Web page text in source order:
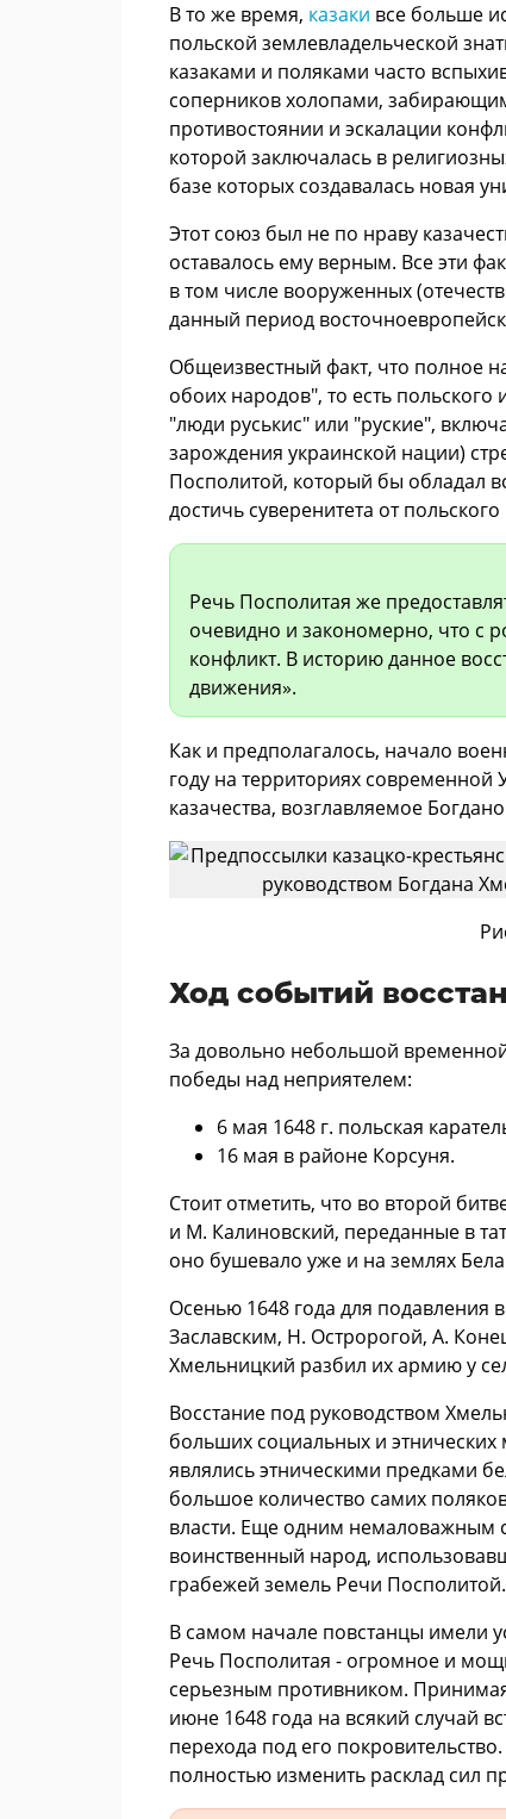
В то же время, казаки все больше
польской землевладельческой
казаками и поляками часто
соперников холопами,
противостоянии и эскалации
которой заключалась в
базе которых создавалась новая
Этот союз был не по нраву
оставалось ему верным. Все эти
в том числе вооруженных
данный период
Общеизвестный факт, что полное
обоих народов", то есть
"люди руськис" или "руские",
зарождения украинской нации)
Посполитой, который бы обладал
достичь суверенитета от
Речь Посполитая же
очевидно и закономерно, что с
конфликт. В историю данное
движения».
Как и предполагалось, начало
году на территориях
казачества, возглавляемое
Ход событий
За довольно небольшой
победы над неприятелем:
6 мая 1648 г. польская
16 мая в районе Корсуня.
Стоит отметить, что во второй
и М. Калиновский, переданные в
оно бушевало уже и на землях
Осенью 1648 года для подавления
Заславским, Н. Остророгой, А.
Хмельницкий разбил их армию у
Восстание под руководством
больших социальных и этнических
являлись этническими предками
большое количество самих
власти. Еще одним немаловажным
воинственный народ,
грабежей земель Речи Посполитой.
В самом начале повстанцы имели
Речь Посполитая - огромное и
серьезным противником.
июне 1648 года на всякий случай
перехода под его
полностью изменить расклад сил